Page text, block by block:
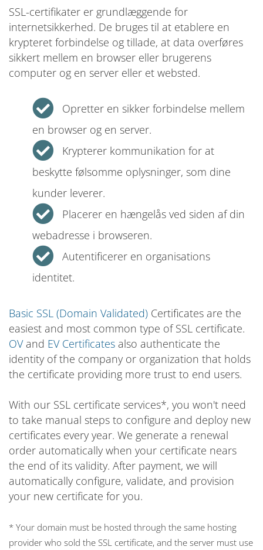
SSL-certifikater er grundlæggende for
internetsikkerhed. De bruges til at etablere en
krypteret forbindelse og tillade, at data overføres
sikkert mellem en browser eller brugerens
computer og en server eller et websted.
Opretter en sikker forbindelse mellem
en browser og en server.
Krypterer kommunikation for at
beskytte følsomme oplysninger, som dine
kunder leverer.
Placerer en hængelås ved siden af din
webadresse i browseren.
Autentificerer en organisations
identitet.
Basic SSL (Domain Validated) Certificates are the
easiest and most common type of SSL certificate.
OVand EV Certificates also authenticate the
identity of the company or organization that holds
the certificate providing more trust to end users.
With our SSL certificate services*, you won't need
to take manual steps to configure and deploy new
certificates every year. We generate a renewal
order automatically when your certificate nears
the end of its validity. After payment, we will
automatically configure, validate, and provision
your new certificate for you.
* Your domain must be hosted through the same hosting
provider who sold the SSL certificate, and the server must use